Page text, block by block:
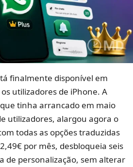
finalmente disponível em
utilizadores de iPhone. A
tinha arrancado em maio
utilizadores, alargou agora o
todas as opções traduzidas
por mês, desbloqueia seis
de personalização, sem alterar